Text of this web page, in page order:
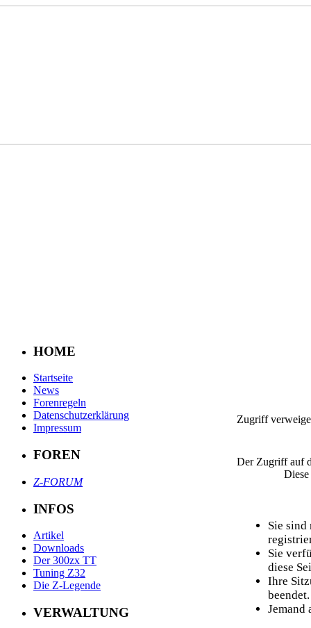
HOME
Startseite
News
Forenregeln
Datenschutzerklärung
Impressum
FOREN
Z-FORUM
INFOS
Artikel
Downloads
Der 300zx TT
Tuning Z32
Die Z-Legende
VERWALTUNG
Zugriff
Der Zugriff auf
Sie
Sie
diese
Ihre
beendet.
Jemand